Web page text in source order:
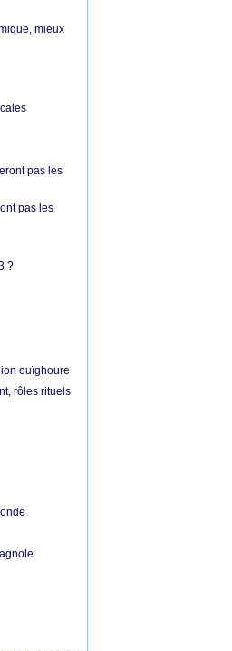
mieux
pas les
pas les
?
ouïghoure
rôles rituels